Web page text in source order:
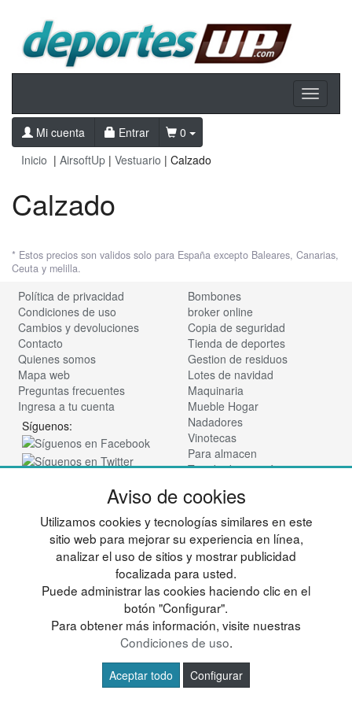
Toggle
Mi cuenta
Entrar
0
Inicio | AirsoftUp | Vestuario | Calzado
Calzado
* Estos precios son validos solo para España excepto Baleares, Canarias,
Ceuta y melilla.
Política de privacidad
Condiciones de uso
Cambios y devoluciones
Contacto
Quienes somos
Mapa web
Preguntas frecuentes
Ingresa a tu cuenta
Síguenos:
Bombones
broker online
Copia de seguridad
Tienda de deportes
Gestion de residuos
Lotes de navidad
Maquinaria
Mueble Hogar
Nadadores
Vinotecas
Para almacen
Tienda de cosmética
© deportesup.com - Todos los derechos reservados
Aviso de cookies
Utilizamos cookies y tecnologías similares en este
sitio web para mejorar su experiencia en línea,
analizar el uso de sitios y mostrar publicidad
focalizada para usted.
Puede administrar las cookies haciendo clic en el
botón "Configurar".
Para obtener más información, visite nuestras
Condiciones de uso.
Aceptar todo Configurar